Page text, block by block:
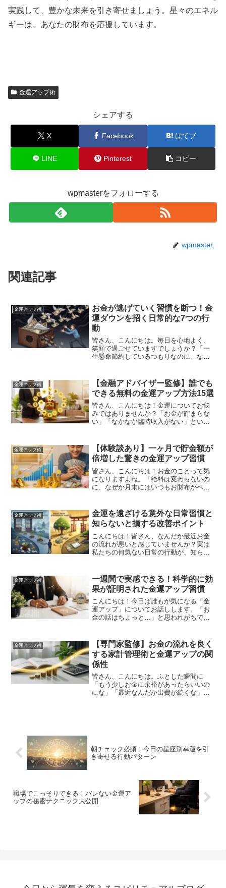
実践して、豊かな未来を引き寄せましょう。星々のエネル
ギーは、あなたの財布を応援しています。
金運アップ術
シェアする
X Facebook はてブ
LINE Pinterest コピー
wpmasterをフォローする
wpmaster
関連記事
金運アップ術
お金が逃げていく習慣を断つ！金
運ダウンを招く日常的な7つの行
動
皆さん、こんにちは。毎日を心地よく、
笑顔で過ごせていますでしょうか？「一
生懸命節約しているつもりなのに、なぜ
しまう」もし、そんなふうにふと感じる
ことがあるなら、それは運...
金運アップ術
【金融アドバイザー監修】誰でも
できる無料の金運アップ方法15選
皆さん、こんにちは！金運についてお悩
みではありませんか？「お金が貯まらな
い」「なかなか臨時収入がない」といっ
高価グッズや複雑な儀式は必要ありませ
ん！日常生活の中で簡単に...
金運アップ術
【体験談あり】一ヶ月で貯金額が
倍増した驚きの金運アップ習慣
皆さん、こんにちは！お金のことって気
になりますよね。「給料は変わらないの
に、なぜか月末にはいつもお財布がペコ
では、特別な収入アップなしで貯金額が
倍増！その秘密は意外...
金運アップ術
金運を遠ざける意外な日常習慣と
知らないと損する改善ポイント
こんにちは！皆さん、なんだか最近お金
の流れが悪いと感じていませんか？実は
私たちの何気ない日常の行動が、知らず
るの？」と思われるかもしれませんが、
昔から伝わる金運に関する...
金運アップ術
一週間で実感できる！科学的に効
果が証明された金運アップ習慣
こんにちは！今日は誰もが気になる「金
運アップ」についてお話しします。「お
金の話はちょっと…」と思われがちです
に対して後ろ向きな考え方をしていて、
なかなか貯金ができない状...
金運アップ術
【専門家監修】お金の流れを良く
する家計管理術と金運アップの関
係性
皆さん、こんにちは。ふとした瞬間に
「もう少しお金に余裕があったらいいの
にな」「最近なんだか出費が続くな」と
朝チェック必須！今日の星座別幸運を引
き寄せる行動パターン
職場でこっそりできる！バレない金運ア
ップの秘密テクニック大公開